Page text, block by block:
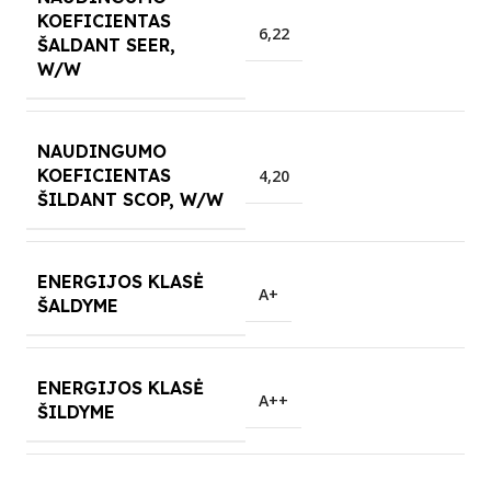
KOEFICIENTAS
ŠALDANT SEER,
W/W
6,22
NAUDINGUMO
KOEFICIENTAS
ŠILDANT SCOP, W/W
4,20
ENERGIJOS KLASĖ
ŠALDYME
A+
ENERGIJOS KLASĖ
ŠILDYME
A++